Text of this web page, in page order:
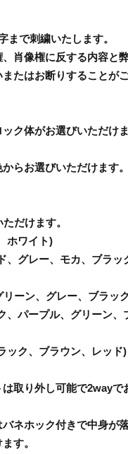
まで刺繍いたします。
肖像権に反する内容と
たはお断りすることがご
ク体がお選びいただけ
らお選びいただけます。
だけます。
ホワイト)
、グレー、モカ、ブラッ
ーン、グレー、ブラッ
、パープル、グリーン、
ック、ブラウン、レッド)
は取り外し可能で2wayで
バネホック付きで中身が
す。